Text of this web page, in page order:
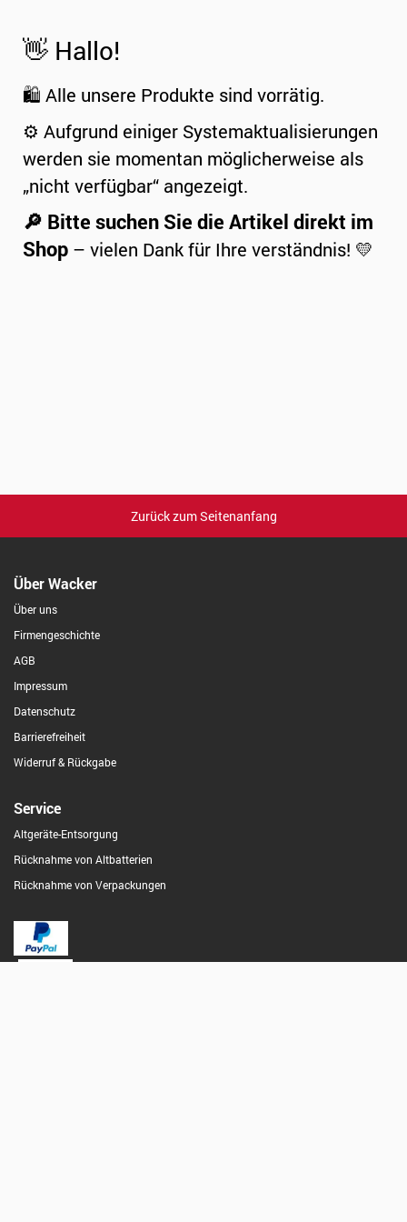
👋 Hallo!
🛍️ Alle unsere Produkte sind vorrätig.
⚙️ Aufgrund einiger Systemaktualisierungen
werden sie momentan möglicherweise als
„nicht verfügbar“ angezeigt.
🔎 Bitte suchen Sie die Artikel direkt im
Shop – vielen Dank für Ihre verständnis! 💛
Zurück zum Seitenanfang
Über Wacker
Über uns
Firmengeschichte
AGB
Impressum
Datenschutz
Barrierefreiheit
Widerruf & Rückgabe
Service
Altgeräte-Entsorgung
Rücknahme von Altbatterien
Rücknahme von Verpackungen